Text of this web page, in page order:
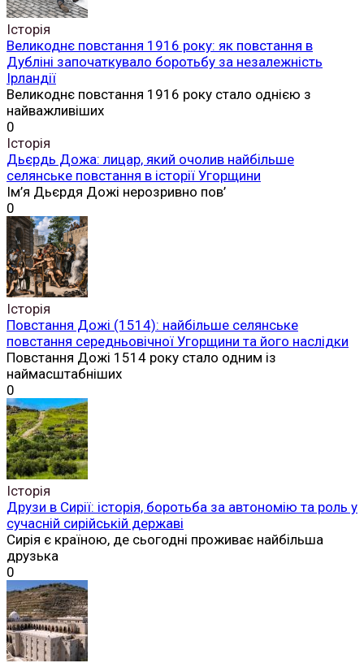
Історія
Великоднє повстання 1916 року: як повстання в
Дубліні започаткувало боротьбу за незалежність
Ірландії
Великоднє повстання 1916 року стало однією з
найважливіших
0
Історія
Дьєрдь Дожа: лицар, який очолив найбільше
селянське повстання в історії Угорщини
Ім’я Дьєрдя Дожі нерозривно пов’
0
Історія
Повстання Дожі (1514): найбільше селянське
повстання середньовічної Угорщини та його наслідки
Повстання Дожі 1514 року стало одним із
наймасштабніших
0
Історія
Друзи в Сирії: історія, боротьба за автономію та роль у
сучасній сирійській державі
Сирія є країною, де сьогодні проживає найбільша
друзька
0